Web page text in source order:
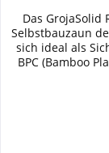
Das GrojaSolid
Selbstbauzaun
sich ideal als
BPC (Bamboo